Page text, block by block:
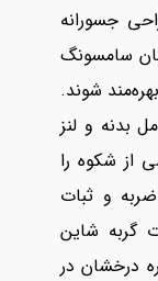
جسورانه
سامسونگ
شوند.
بدنه و لنز
از شکوه را
ضربه و ثبات
گربه شاین
درخشان در